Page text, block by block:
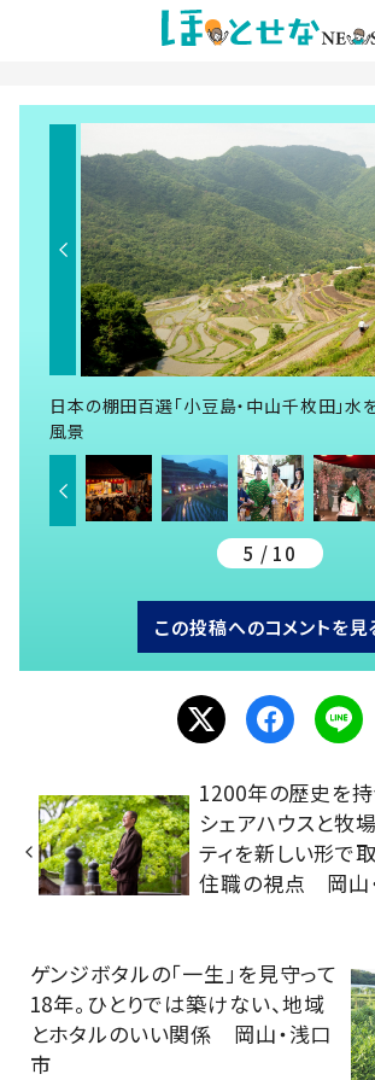
日本の棚田百選「小豆島・中山千枚田」水
風景
5 / 10
この投稿へのコメントを見
1200年の歴史を持
シェアハウスと牧
ティを新しい形で
住職の視点 岡山
ゲンジボタルの「一生」を見守って
18年。ひとりでは築けない、地域
とホタルのいい関係 岡山・浅口
市